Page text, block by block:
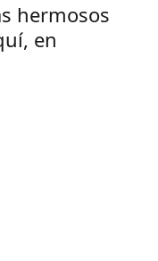
hermosos
en